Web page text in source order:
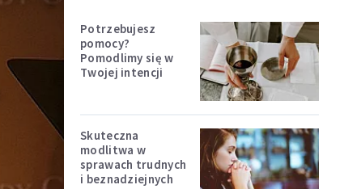
Potrzebujesz
pomocy?
Pomodlimy się w
Twojej intencji
Skuteczna
modlitwa w
sprawach trudnych
i beznadziejnych